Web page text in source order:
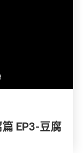
篇 EP3-豆腐